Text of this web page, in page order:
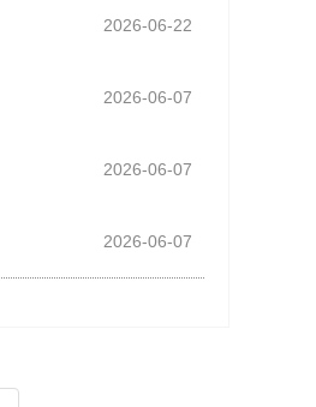
2026-06-22
2026-06-07
2026-06-07
2026-06-07